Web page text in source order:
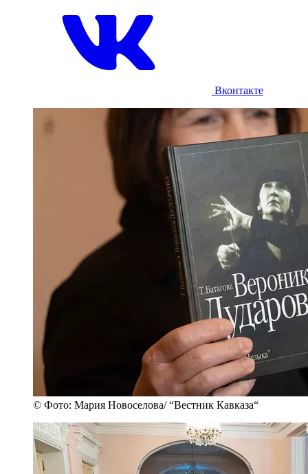
Вконтакте
© Фото: Мария Новоселова/ “Вестник Кавказа“